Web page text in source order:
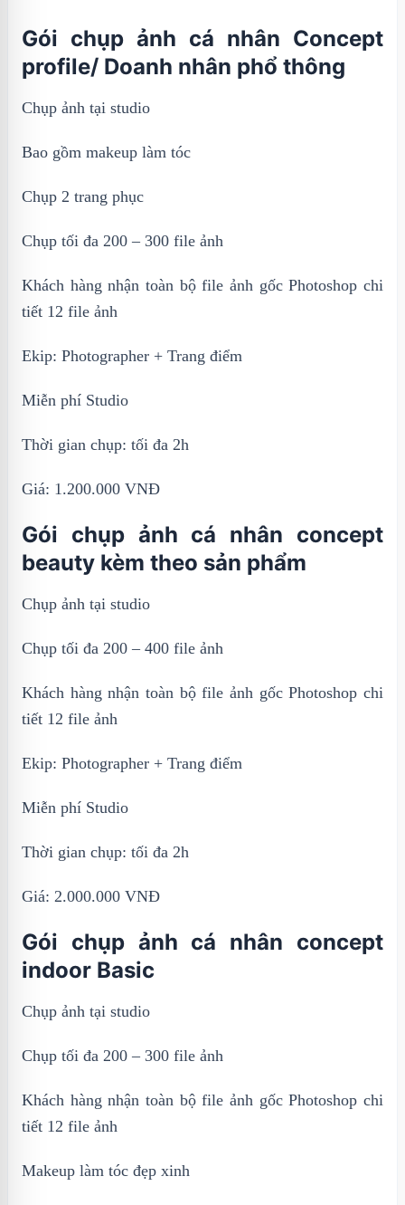
Gói chụp ảnh cá nhân Concept
profile/ Doanh nhân phổ thông
Chụp ảnh tại studio
Bao gồm makeup làm tóc
Chụp 2 trang phục
Chụp tối đa 200 – 300 file ảnh
Khách hàng nhận toàn bộ file ảnh gốc Photoshop chi
tiết 12 file ảnh
Ekip: Photographer + Trang điểm
Miễn phí Studio
Thời gian chụp: tối đa 2h
Giá: 1.200.000 VNĐ
Gói chụp ảnh cá nhân concept
beauty kèm theo sản phẩm
Chụp ảnh tại studio
Chụp tối đa 200 – 400 file ảnh
Khách hàng nhận toàn bộ file ảnh gốc Photoshop chi
tiết 12 file ảnh
Ekip: Photographer + Trang điểm
Miễn phí Studio
Thời gian chụp: tối đa 2h
Giá: 2.000.000 VNĐ
Gói chụp ảnh cá nhân concept
indoor Basic
Chụp ảnh tại studio
Chụp tối đa 200 – 300 file ảnh
Khách hàng nhận toàn bộ file ảnh gốc Photoshop chi
tiết 12 file ảnh
Makeup làm tóc đẹp xinh